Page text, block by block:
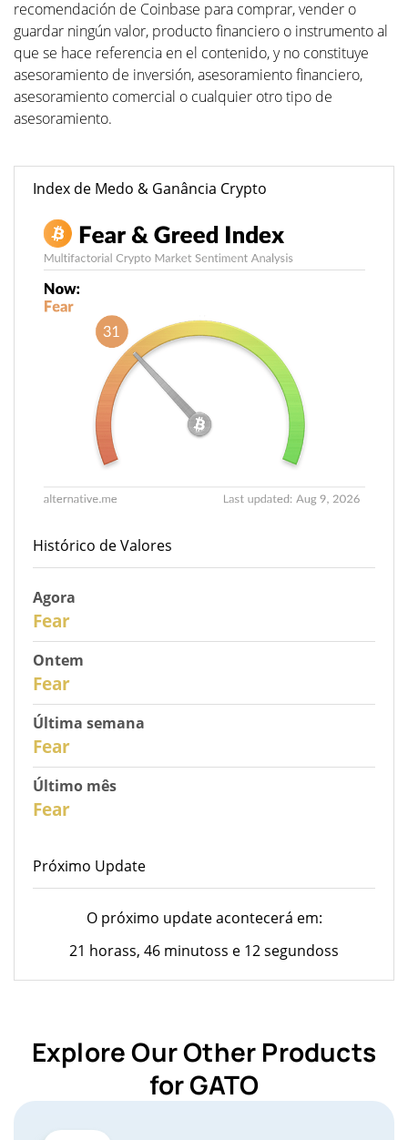
recomendación de Coinbase para comprar, vender o
guardar ningún valor, producto financiero o instrumento al
que se hace referencia en el contenido, y no constituye
asesoramiento de inversión, asesoramiento financiero,
asesoramiento comercial o cualquier otro tipo de
asesoramiento.
Index de Medo & Ganância Crypto
Histórico de Valores
Agora
Fear
Ontem
Fear
Última semana
Fear
Último mês
Fear
Próximo Update
O próximo update acontecerá em:
21 horass, 46 minutoss e 12 segundoss
Explore Our Other Products
for GATO